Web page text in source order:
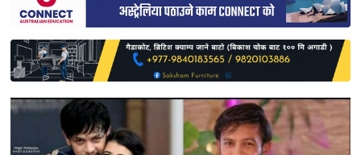
प्रदेश
English